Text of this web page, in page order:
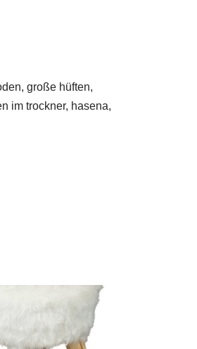
große hüften,
im trockner, hasena,